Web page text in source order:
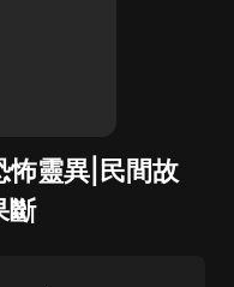
怖靈異|民間故
斷